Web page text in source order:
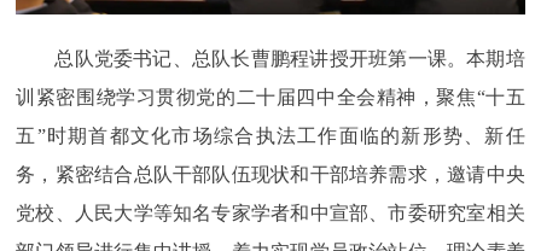
总队党委书记、总队长曹鹏程讲授开班第一课。本期培
训紧密围绕学习贯彻党的二十届四中全会精神，聚焦“十五
五”时期首都文化市场综合执法工作面临的新形势、新任
务，紧密结合总队干部队伍现状和干部培养需求，邀请中央
党校、人民大学等知名专家学者和中宣部、市委研究室相关